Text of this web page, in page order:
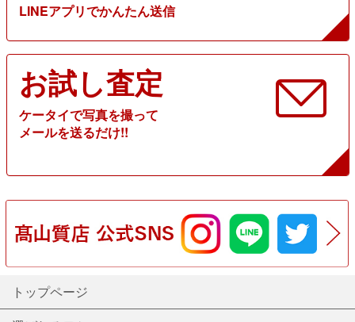
LINEアプリでかんたん送信
お試し査定
ケータイで写真を撮って
メールを送るだけ!!
トップページ